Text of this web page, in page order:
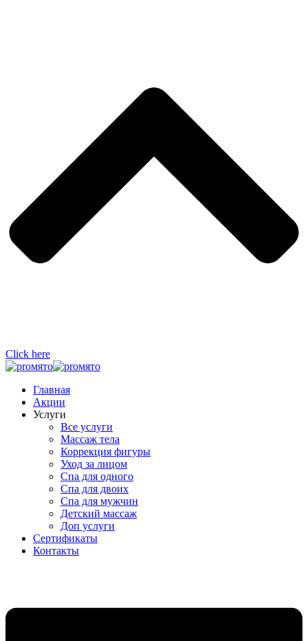
Click here
Главная
Акции
Услуги
Все услуги
Массаж тела
Коррекция фигуры
Уход за лицом
Спа для одного
Спа для двоих
Спа для мужчин
Детский массаж
Доп услуги
Сертификаты
Контакты